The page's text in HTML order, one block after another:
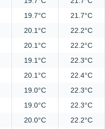
19.7°C
21.7°C
20.1°C
22.2°C
20.1°C
22.2°C
19.1°C
22.3°C
20.1°C
22.4°C
19.0°C
22.3°C
19.0°C
22.3°C
20.0°C
22.2°C